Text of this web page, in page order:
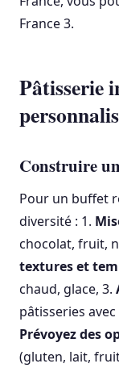
France 3.
Pâtisserie
Construire
Pour un buffet
diversité : 1.
chocolat, fruit,
textures et
chaud, glace, 3.
pâtisseries
Prévoyez des
(gluten, lait,